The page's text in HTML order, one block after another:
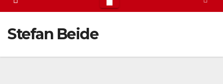
Stefan Beide